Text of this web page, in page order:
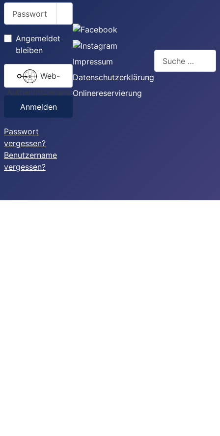
Angemeldet
bleiben
Authentifizierung
Anmelden
Passwort
vergessen?
Benutzername
vergessen?
Impressum
Datenschutzerklärung
Onlinereservierung